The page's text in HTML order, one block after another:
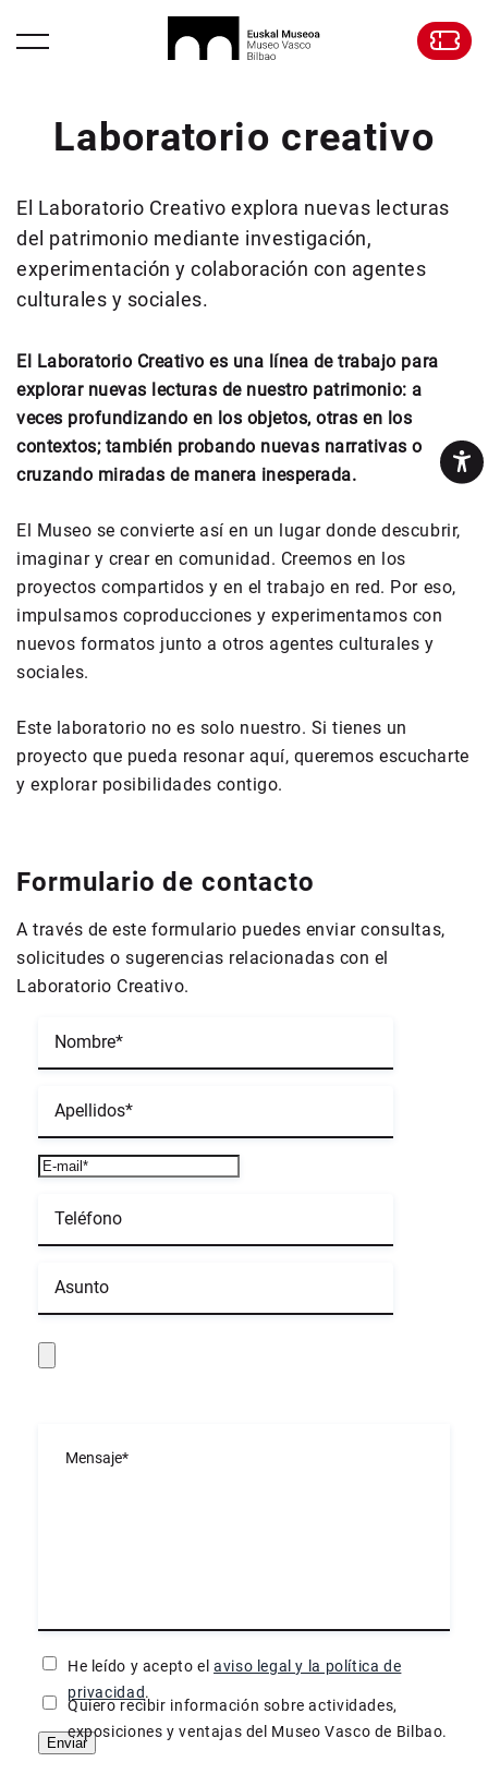
Laboratorio creativo
El Laboratorio Creativo explora nuevas lecturas
del patrimonio mediante investigación,
experimentación y colaboración con agentes
culturales y sociales.
El Laboratorio Creativo es una línea de trabajo para
explorar nuevas lecturas de nuestro patrimonio: a
veces profundizando en los objetos, otras en los
contextos; también probando nuevas narrativas o
cruzando miradas de manera inesperada.
El Museo se convierte así en un lugar donde descubrir,
imaginar y crear en comunidad. Creemos en los
proyectos compartidos y en el trabajo en red. Por eso,
impulsamos coproducciones y experimentamos con
nuevos formatos junto a otros agentes culturales y
sociales.
Este laboratorio no es solo nuestro. Si tienes un
proyecto que pueda resonar aquí, queremos escucharte
y explorar posibilidades contigo.
Formulario de contacto
A través de este formulario puedes enviar consultas,
solicitudes o sugerencias relacionadas con el
Laboratorio Creativo.
He leído y acepto elaviso legal y la política de
privacidad.
Quiero recibir información sobre actividades,
exposiciones y ventajas del Museo Vasco de Bilbao.
Enviar